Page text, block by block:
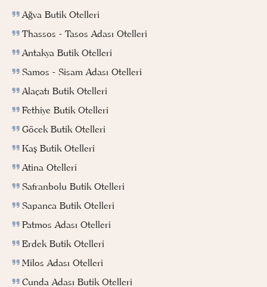
Ağva Butik Otelleri
Thassos - Tasos Adası Otelleri
Antakya Butik Otelleri
Samos - Sisam Adası Otelleri
Alaçatı Butik Otelleri
Fethiye Butik Otelleri
Göcek Butik Otelleri
Kaş Butik Otelleri
Atina Otelleri
Safranbolu Butik Otelleri
Sapanca Butik Otelleri
Patmos Adası Otelleri
Erdek Butik Otelleri
Milos Adası Otelleri
Cunda Adası Butik Otelleri